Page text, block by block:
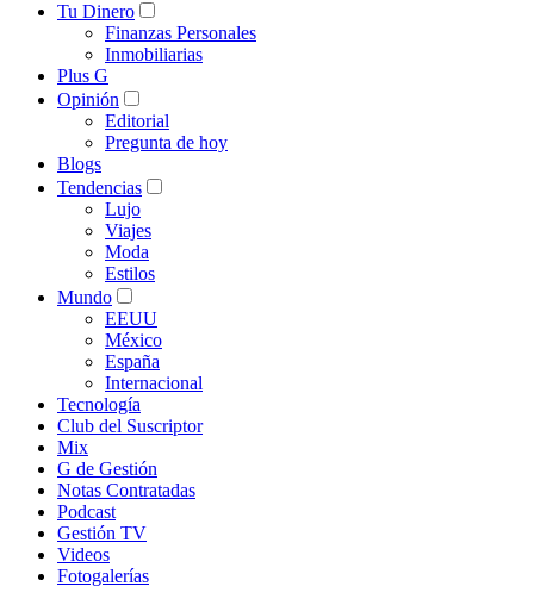
Tu Dinero
Finanzas Personales
Inmobiliarias
Plus G
Opinión
Editorial
Pregunta de hoy
Blogs
Tendencias
Lujo
Viajes
Moda
Estilos
Mundo
EEUU
México
España
Internacional
Tecnología
Club del Suscriptor
Mix
G de Gestión
Notas Contratadas
Podcast
Gestión TV
Videos
Fotogalerías